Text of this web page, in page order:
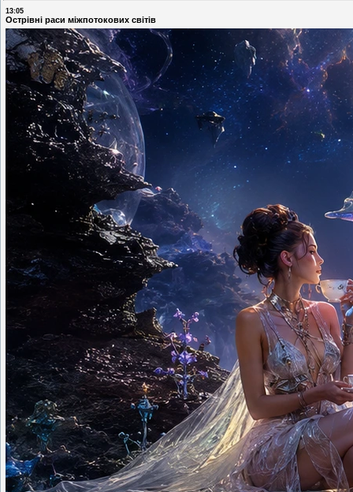
13:05
Острівні раси міжпотокових світів